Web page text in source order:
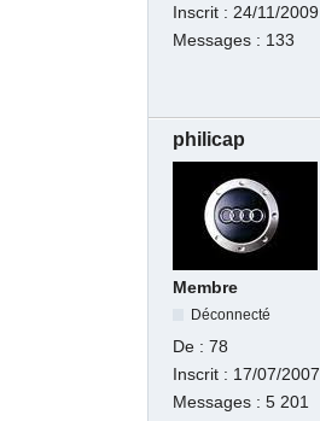
Inscrit :24/11/2009
Messages : 133
philicap
Membre
Déconnecté
De :78
Inscrit : 17/07/2007
Messages :5 201